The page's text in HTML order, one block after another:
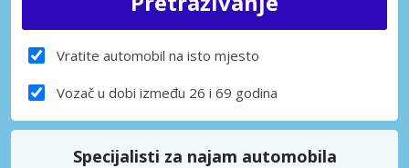
Vratite automobil na isto mjesto
Vozač u dobi između 26 i 69 godina
Specijalisti za najam automobila